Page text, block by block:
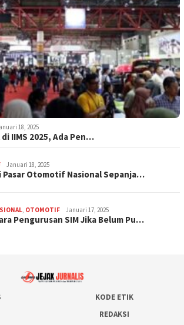
18, 2025
IIMS 2025, Ada Pen…
Januari 18, 2025
Pasar Otomotif Nasional Sepanja…
, OTOMOTIF Januari 17, 2025
Pengurusan SIM Jika Belum Pu…
KODE ETIK
REDAKSI